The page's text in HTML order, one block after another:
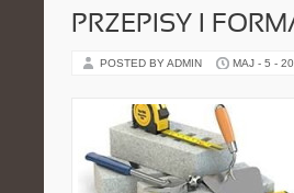
PRZEPISY I
POSTED BY ADMIN MAJ - 5 -